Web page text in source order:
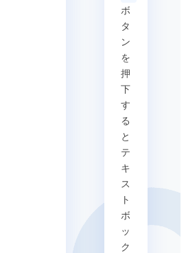
ボ
タ
ン
を
押
下
す
る
と
テ
キ
ス
ト
ボ
ッ
ク